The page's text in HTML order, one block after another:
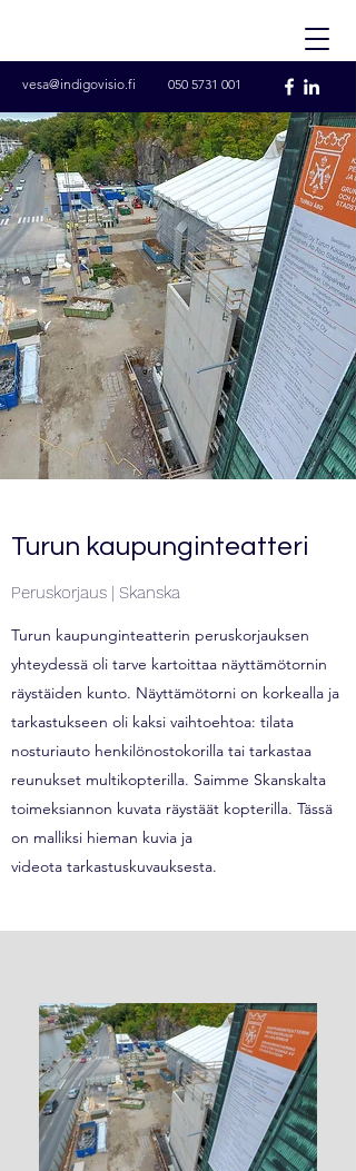
vesa@indigovisio.fi 050 5731 001
Turun kaupunginteatteri
Peruskorjaus | Skanska
Turun kaupunginteatterin peruskorjauksen
yhteydessä oli tarve kartoittaa näyttämötornin
räystäiden kunto. Näyttämötorni on korkealla ja
tarkastukseen oli kaksi vaihtoehtoa: tilata
nosturiauto henkilönostokorilla tai tarkastaa
reunukset multikopterilla. Saimme Skanskalta
toimeksiannon kuvata räystäät kopterilla. Tässä
on malliksi hieman kuvia ja
videota tarkastuskuvauksesta.